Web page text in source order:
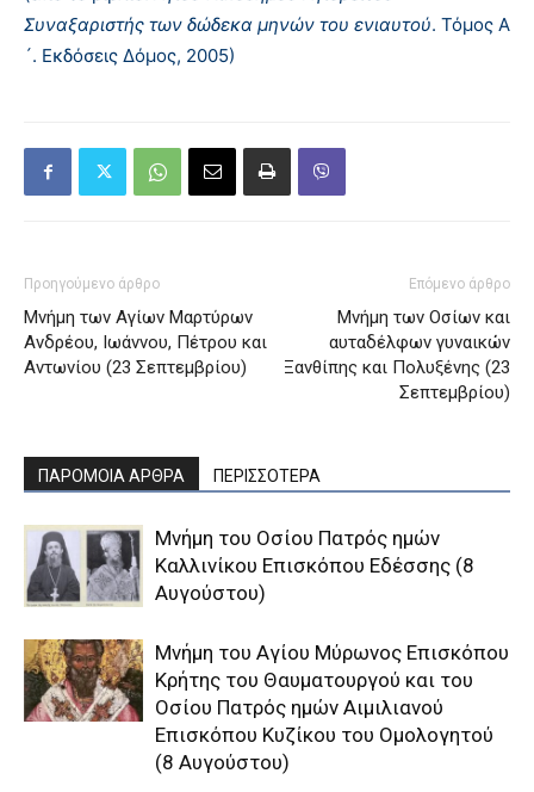
Συναξαριστής των δώδεκα μηνών του ενιαυτού. Τόμος Α
´. Εκδόσεις Δόμος, 2005)
Προηγούμενο άρθρο
Μνήμη των Αγίων Μαρτύρων
Ανδρέου, Ιωάννου, Πέτρου και
Αντωνίου (23 Σεπτεμβρίου)
Επόμενο άρθρο
Μνήμη των Oσίων και
αυταδέλφων γυναικών
Ξανθίπης και Πολυξένης (23
Σεπτεμβρίου)
ΠΑΡΟΜΟΙΑ ΑΡΘΡΑ ΠΕΡΙΣΣΟΤΕΡΑ
Μνήμη του Οσίου Πατρός ημών
Καλλινίκου Επισκόπου Εδέσσης (8
Αυγούστου)
Μνήμη του Aγίου Mύρωνος Eπισκόπου
Kρήτης του Θαυματουργού και του
Oσίου Πατρός ημών Aιμιλιανού
Eπισκόπου Kυζίκου του Oμολογητού
(8 Αυγούστου)